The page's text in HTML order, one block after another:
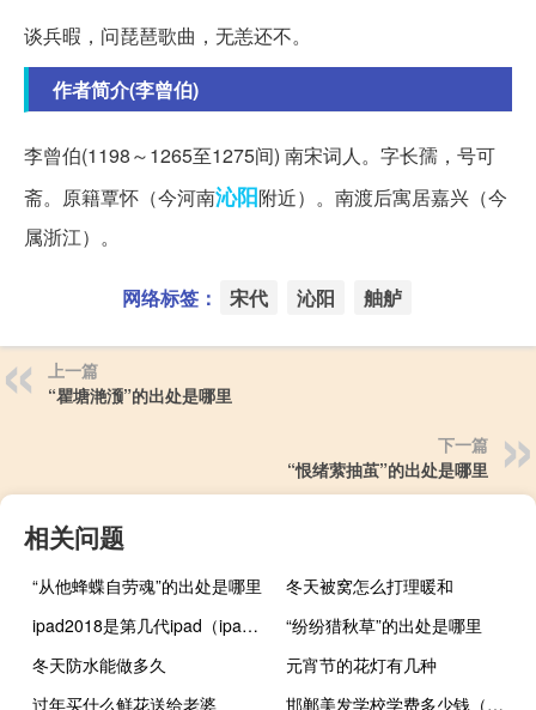
谈兵暇，问琵琶歌曲，无恙还不。
作者简介(李曾伯)
李曾伯(1198～1265至1275间) 南宋词人。字长孺，号可
斋。原籍覃怀（今河南沁阳附近）。南渡后寓居嘉兴（今
属浙江）。
网络标签： 宋代 沁阳 舳舻
上一篇
“瞿塘滟滪”的出处是哪里
下一篇
“恨绪萦抽茧”的出处是哪里
相关问题
“从他蜂蝶自劳魂”的出处是哪里
冬天被窝怎么打理暖和
ipad2018是第几代ipad（ipad2018是第几代）
“纷纷猎秋草”的出处是哪里
冬天防水能做多久
元宵节的花灯有几种
过年买什么鲜花送给老婆
邯郸美发学校学费多少钱（邯郸美发学校）